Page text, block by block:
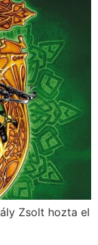
Zsolt hozta el